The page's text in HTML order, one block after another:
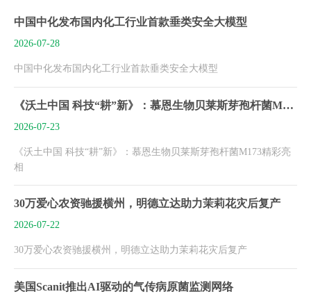
中国中化发布国内化工行业首款垂类安全大模型
2026-07-28
中国中化发布国内化工行业首款垂类安全大模型
《沃土中国 科技“耕”新》：慕恩生物贝莱斯芽孢杆菌M173精彩亮相
2026-07-23
《沃土中国 科技“耕”新》：慕恩生物贝莱斯芽孢杆菌M173精彩亮
相
30万爱心农资驰援横州，明德立达助力茉莉花灾后复产
2026-07-22
30万爱心农资驰援横州，明德立达助力茉莉花灾后复产
美国Scanit推出AI驱动的气传病原菌监测网络